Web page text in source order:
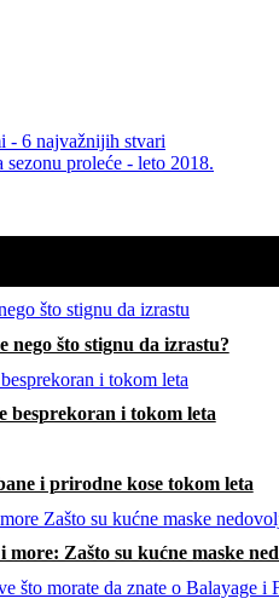
- 6 najvažnijih stvari
sezonu proleće - leto 2018.
što stignu da izrastu?
besprekoran i tokom leta
i prirodne kose tokom leta
Zašto su kućne maske